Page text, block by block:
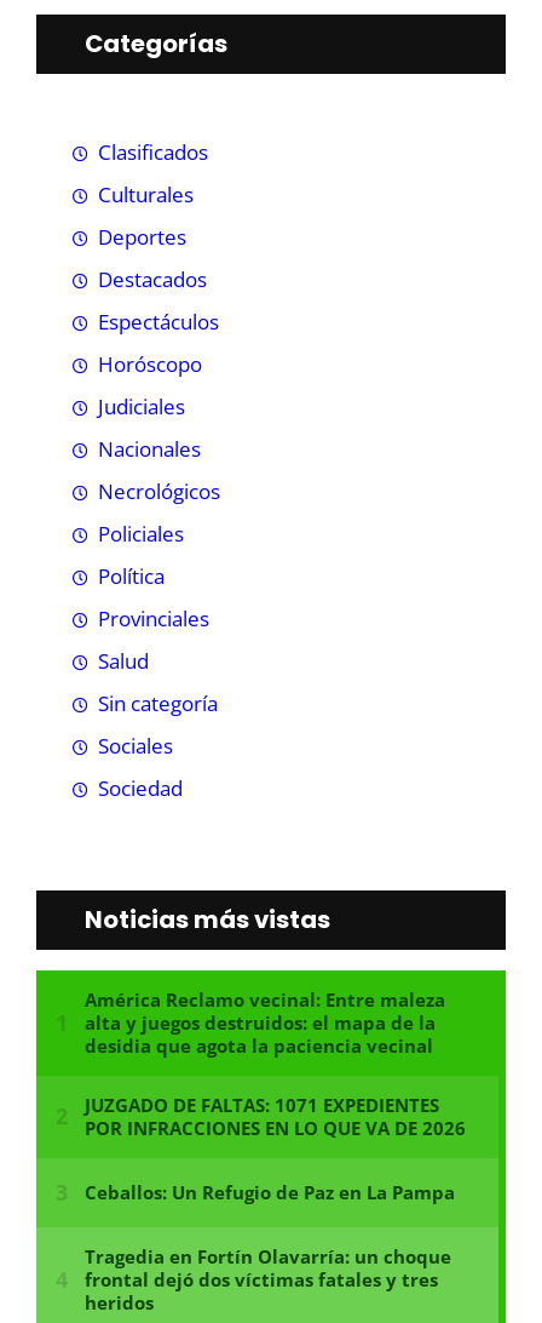
Categorías
Clasificados
Culturales
Deportes
Destacados
Espectáculos
Horóscopo
Judiciales
Nacionales
Necrológicos
Policiales
Política
Provinciales
Salud
Sin categoría
Sociales
Sociedad
Noticias más vistas